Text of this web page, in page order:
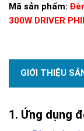
Mã sản phẩm:
300W DRIVER
GIỚI THIỆU
Ứng dụng